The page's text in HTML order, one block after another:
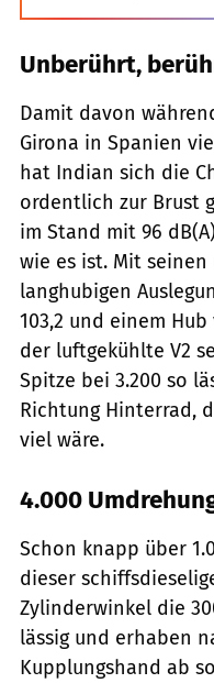
Unberührt,
Damit davon
Girona in Spanien
hat Indian sich die
ordentlich zur Brust
im Stand mit 96
wie es ist. Mit
langhubigen
103,2 und einem
der luftgekühlte V2
Spitze bei 3.200 so
Richtung Hinterrad,
viel wäre.
4.000
Schon knapp über
dieser
Zylinderwinkel die
lässig und erhaben
Kupplungshand ab